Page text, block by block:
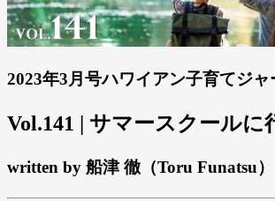
2023年3月号ハワイアン子育てジャ
Vol.141 | サマースクールに
written by 船津 徹（Toru Funatsu）